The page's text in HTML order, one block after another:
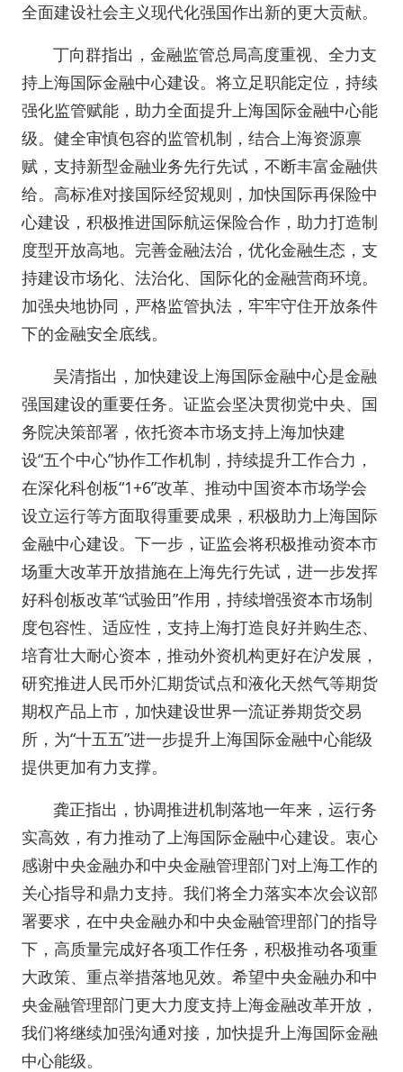
全面建设社会主义现代化强国作出新的更大贡献。
丁向群指出，金融监管总局高度重视、全力支
持上海国际金融中心建设。将立足职能定位，持续
强化监管赋能，助力全面提升上海国际金融中心能
级。健全审慎包容的监管机制，结合上海资源禀
赋，支持新型金融业务先行先试，不断丰富金融供
给。高标准对接国际经贸规则，加快国际再保险中
心建设，积极推进国际航运保险合作，助力打造制
度型开放高地。完善金融法治，优化金融生态，支
持建设市场化、法治化、国际化的金融营商环境。
加强央地协同，严格监管执法，牢牢守住开放条件
下的金融安全底线。
吴清指出，加快建设上海国际金融中心是金融
强国建设的重要任务。证监会坚决贯彻党中央、国
务院决策部署，依托资本市场支持上海加快建
设“五个中心”协作工作机制，持续提升工作合力，
在深化科创板“1+6”改革、推动中国资本市场学会
设立运行等方面取得重要成果，积极助力上海国际
金融中心建设。下一步，证监会将积极推动资本市
场重大改革开放措施在上海先行先试，进一步发挥
好科创板改革“试验田”作用，持续增强资本市场制
度包容性、适应性，支持上海打造良好并购生态、
培育壮大耐心资本，推动外资机构更好在沪发展，
研究推进人民币外汇期货试点和液化天然气等期货
期权产品上市，加快建设世界一流证券期货交易
所，为“十五五”进一步提升上海国际金融中心能级
提供更加有力支撑。
龚正指出，协调推进机制落地一年来，运行务
实高效，有力推动了上海国际金融中心建设。衷心
感谢中央金融办和中央金融管理部门对上海工作的
关心指导和鼎力支持。我们将全力落实本次会议部
署要求，在中央金融办和中央金融管理部门的指导
下，高质量完成好各项工作任务，积极推动各项重
大政策、重点举措落地见效。希望中央金融办和中
央金融管理部门更大力度支持上海金融改革开放，
我们将继续加强沟通对接，加快提升上海国际金融
中心能级。